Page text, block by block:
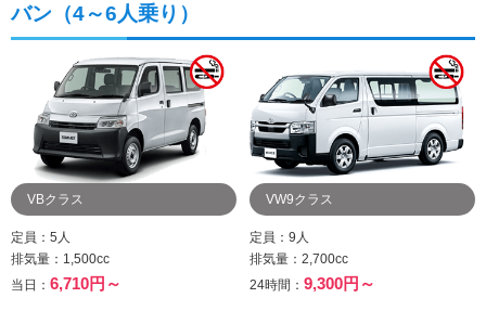
バン（4～6人乗り）
VBクラス
定員：5人
排気量：1,500cc
当日： 6,710円～
VW9クラス
定員：9人
排気量：2,700cc
24時間：9,300円～